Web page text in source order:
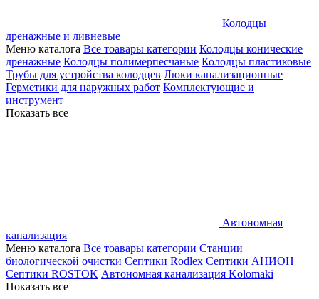
Колодцы
дренажные и ливневые
Меню каталога Все тоавары категории Колодцы конические
дренажные Колодцы полимерпесчаные Колодцы пластиковые
Трубы для устройства колодцев Люки канализационные
Герметики для наружных работ Комплектующие и
инструмент
Показать все
Автономная
канализация
Меню каталога Все тоавары категории Станции
биологической очистки Септики Rodlex Септики АНИОН
Септики ROSTOK Автономная канализация Kolomaki
Показать все